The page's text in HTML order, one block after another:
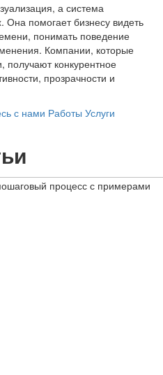
а система
помогает бизнесу видеть
понимать поведение
Компании, которые
конкурентное
прозрачности и
с нами Работы Услуги